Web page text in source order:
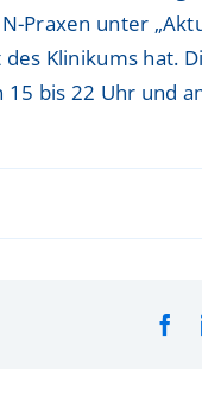
Praxen unter
Klinikums hat.
bis 22 Uhr und